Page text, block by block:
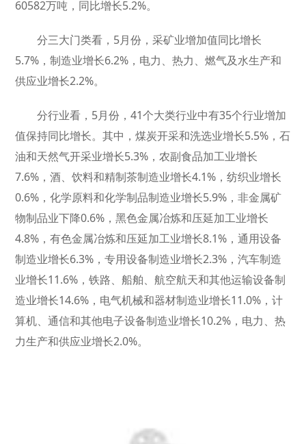
60582万吨，同比增长5.2%。
分三大门类看，5月份，采矿业增加值同比增长
5.7%，制造业增长6.2%，电力、热力、燃气及水生产和
供应业增长2.2%。
分行业看，5月份，41个大类行业中有35个行业增加
值保持同比增长。其中，煤炭开采和洗选业增长5.5%，石
油和天然气开采业增长5.3%，农副食品加工业增长
7.6%，酒、饮料和精制茶制造业增长4.1%，纺织业增长
0.6%，化学原料和化学制品制造业增长5.9%，非金属矿
物制品业下降0.6%，黑色金属冶炼和压延加工业增长
4.8%，有色金属冶炼和压延加工业增长8.1%，通用设备
制造业增长6.3%，专用设备制造业增长2.3%，汽车制造
业增长11.6%，铁路、船舶、航空航天和其他运输设备制
造业增长14.6%，电气机械和器材制造业增长11.0%，计
算机、通信和其他电子设备制造业增长10.2%，电力、热
力生产和供应业增长2.0%。